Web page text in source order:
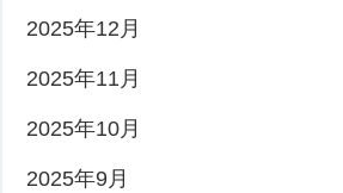
2025年12月
2025年11月
2025年10月
2025年9月